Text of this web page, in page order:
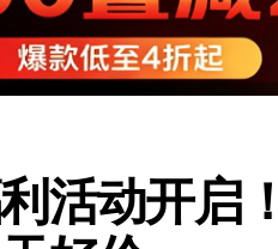
活动开启